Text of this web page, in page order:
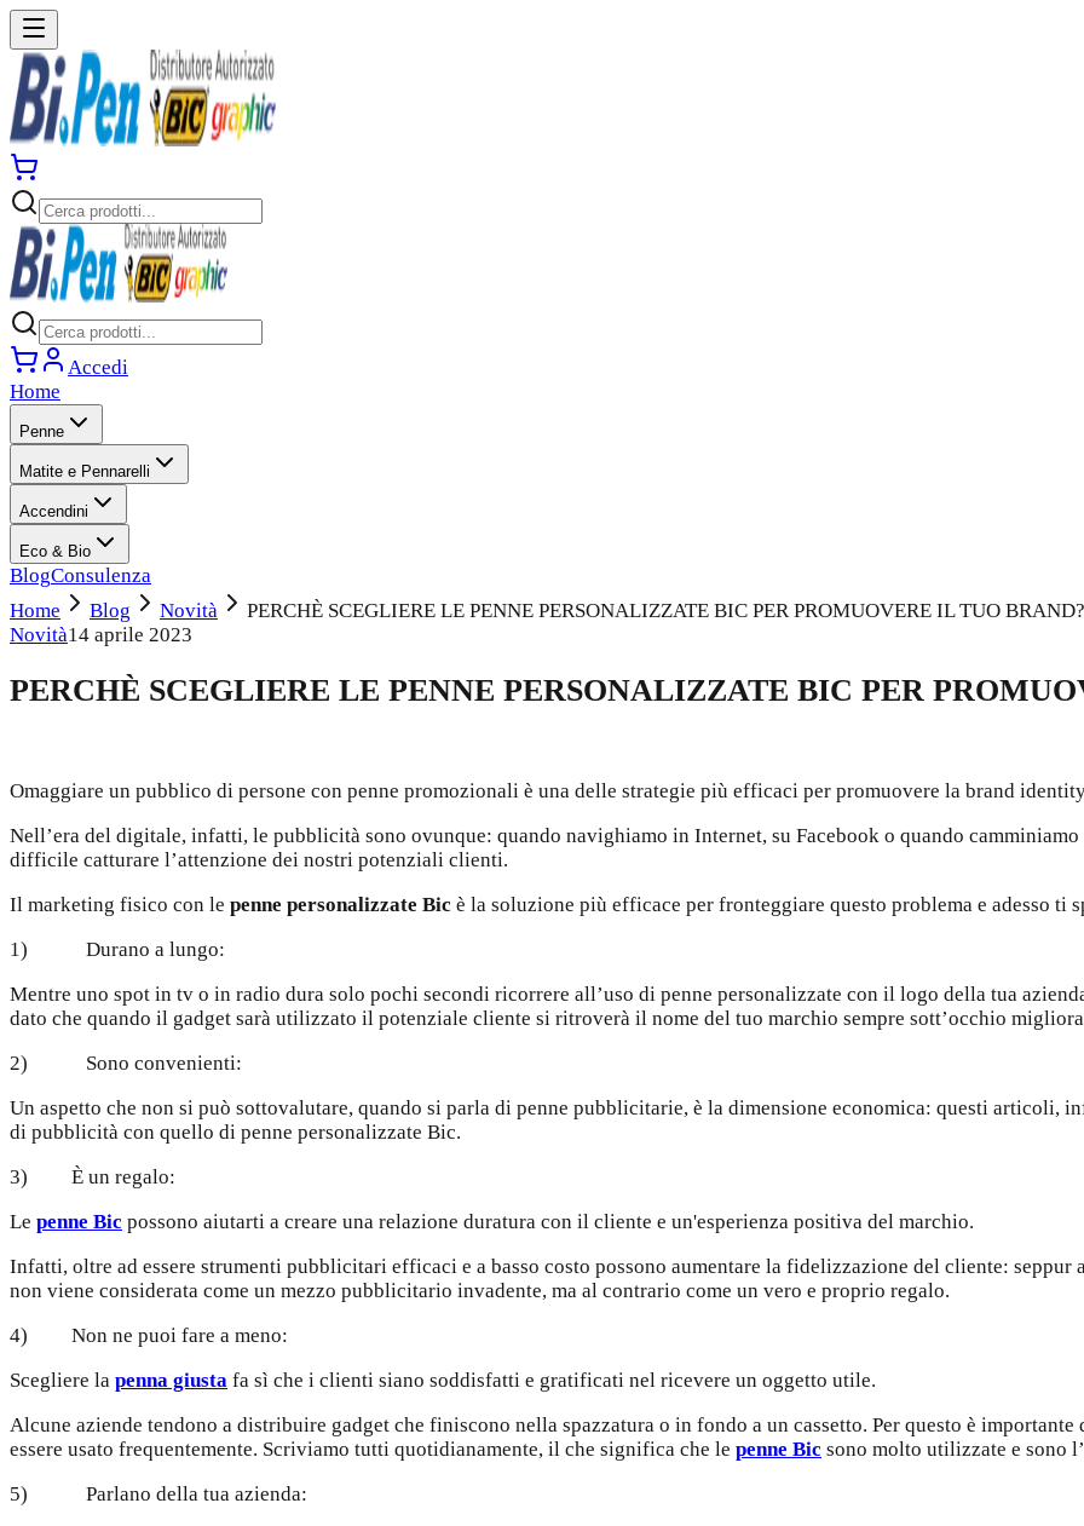
Accedi
Home
Penne
Matite e Pennarelli
Accendini
Eco & Bio
BlogConsulenza
Home
Blog Novità
PERCHÈ SCEGLIERE LE PENNE PERSONALIZZATE BIC PER PROMUOVERE IL TUO BRAND?
Novità14 aprile 2023
PERCHÈ SCEGLIERE LE PENNE PERSONALIZZATE BIC PER
Omaggiare un pubblico di persone con penne promozionali è una delle strategie più efficaci per promuovere la brand
Nell’era del digitale, infatti, le pubblicità sono ovunque: quando navighiamo in Internet, su Facebook o quando
difficile catturare l’attenzione dei nostri potenziali clienti.
Il marketing fisico con le penne personalizzate Bic è la soluzione più efficace per fronteggiare questo problema e adesso ti
1) Durano a lungo:
Mentre uno spot in tv o in radio dura solo pochi secondi ricorrere all’uso di penne personalizzate con il logo della tua
dato che quando il gadget sarà utilizzato il potenziale cliente si ritroverà il nome del tuo marchio sempre sott’occhio
2) Sono convenienti:
Un aspetto che non si può sottovalutare, quando si parla di penne pubblicitarie, è la dimensione economica: questi articoli,
di pubblicità con quello di penne personalizzate Bic.
3) È un regalo:
Le penne Bic possono aiutarti a creare una relazione duratura con il cliente e un'esperienza positiva del marchio.
Infatti, oltre ad essere strumenti pubblicitari efficaci e a basso costo possono aumentare la fidelizzazione del cliente:
non viene considerata come un mezzo pubblicitario invadente, ma al contrario come un vero e proprio regalo.
4) Non ne puoi fare a meno:
Scegliere la penna giusta fa sì che i clienti siano soddisfatti e gratificati nel ricevere un oggetto utile.
Alcune aziende tendono a distribuire gadget che finiscono nella spazzatura o in fondo a un cassetto. Per questo è
essere usato frequentemente. Scriviamo tutti quotidianamente, il che significa che le penne Bic sono molto utilizzate e sono
5) Parlano della tua azienda: